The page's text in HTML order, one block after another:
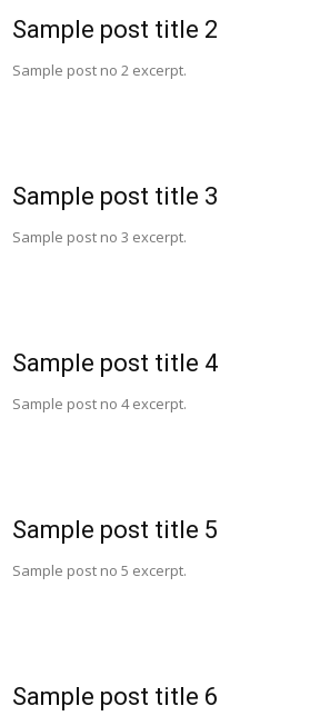
Sample post title 2
Sample post no 2 excerpt.
Sample post title 3
Sample post no 3 excerpt.
Sample post title 4
Sample post no 4 excerpt.
Sample post title 5
Sample post no 5 excerpt.
Sample post title 6